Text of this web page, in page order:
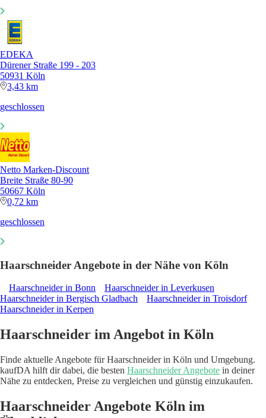
EDEKA
Dürener Straße 199 - 203
50931 Köln
3,43 km
geschlossen
Netto Marken-Discount
Breite Straße 80-90
50667 Köln
0,72 km
geschlossen
Haarschneider Angebote in der Nähe von Köln
Haarschneider in Bonn
Haarschneider in Leverkusen
Haarschneider in Bergisch Gladbach
Haarschneider in Troisdorf
Haarschneider in Kerpen
Haarschneider im Angebot in Köln
Finde aktuelle Angebote für Haarschneider in Köln und Umgebung.
kaufDA hilft dir dabei, die besten Haarschneider Angebote in deiner
Nähe zu entdecken, Preise zu vergleichen und günstig einzukaufen.
Haarschneider Angebote Köln im